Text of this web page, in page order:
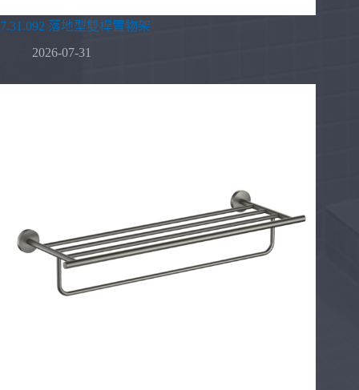
7.31.092 落地型雙桿置物架
2026-07-31